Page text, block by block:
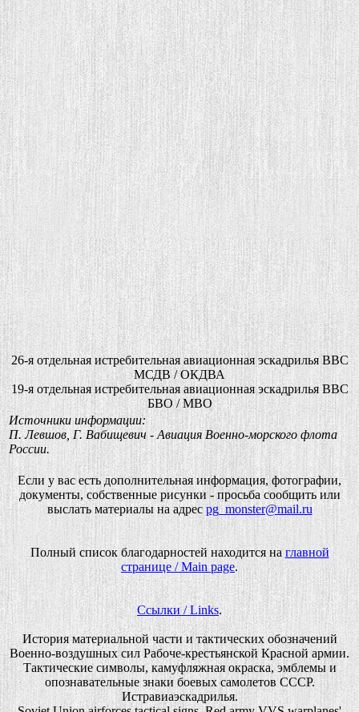
26-я отдельная истребительная авиационная эскадрилья ВВС
МСДВ / ОКДВА
19-я отдельная истребительная авиационная эскадрилья ВВС
БВО / МВО
Источники информации:
П. Левшов, Г. Вабищевич - Авиация Военно-морского флота
России.
Если у вас есть дополнительная информация, фотографии,
документы, собственные рисунки - просьба сообщить или
выслать материалы на адресpg_monster@mail.ru
Полный список благодарностей находится на главной
странице / Main page.
Ссылки / Links.
История материальной части и тактических обозначений
Военно-воздушных сил Рабоче-крестьянской Красной армии.
Тактические символы, камуфляжная окраска, эмблемы и
опознавательные знаки боевых самолетов СССР.
Истравиаэскадрилья.